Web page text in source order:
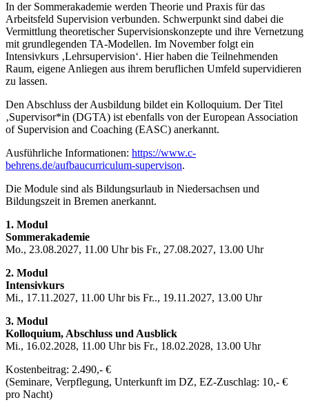
In der Sommerakademie werden Theorie und Praxis für das
Arbeitsfeld Supervision verbunden. Schwerpunkt sind dabei die
Vermittlung theoretischer Supervisionskonzepte und ihre Vernetzung
mit grundlegenden TA-Modellen. Im November folgt ein
Intensivkurs ‚Lehrsupervision‘. Hier haben die Teilnehmenden
Raum, eigene Anliegen aus ihrem beruflichen Umfeld supervidieren
zu lassen.
Den Abschluss der Ausbildung bildet ein Kolloquium. Der Titel
‚Supervisor*in (DGTA) ist ebenfalls von der European Association
of Supervision and Coaching (EASC) anerkannt.
Ausführliche Informationen: https://www.c-
behrens.de/aufbaucurriculum-supervison.
Die Module sind als Bildungsurlaub in Niedersachsen und
Bildungszeit in Bremen anerkannt.
1. Modul
Sommerakademie
Mo., 23.08.2027, 11.00 Uhr bis Fr., 27.08.2027, 13.00 Uhr
2. Modul
Intensivkurs
Mi., 17.11.2027, 11.00 Uhr bis Fr.., 19.11.2027, 13.00 Uhr
3. Modul
Kolloquium, Abschluss und Ausblick
Mi., 16.02.2028, 11.00 Uhr bis Fr., 18.02.2028, 13.00 Uhr
Kostenbeitrag: 2.490,- €
(Seminare, Verpflegung, Unterkunft im DZ, EZ-Zuschlag: 10,- €
pro Nacht)